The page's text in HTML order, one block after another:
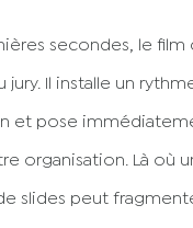
secondes, le film
jury. Il installe un
et pose
organisation. Là où
slides peut